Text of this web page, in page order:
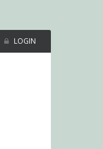
LOGIN